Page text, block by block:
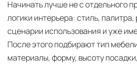
Начинать лучше не с отдельного
логики интерьера: стиль,
сценарии использования и уже
После этого подбирают тип
материалы, форму, высоту